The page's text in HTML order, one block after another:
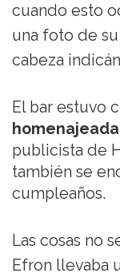
cuando esto
una foto de
cabeza
El bar estuvo
publicista de
también se
cumpleaños.
Las cosas no
Efron llevaba